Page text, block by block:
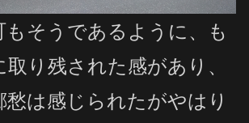
もそうであるように、も
り残された感があり、
愁は感じられたがやはり